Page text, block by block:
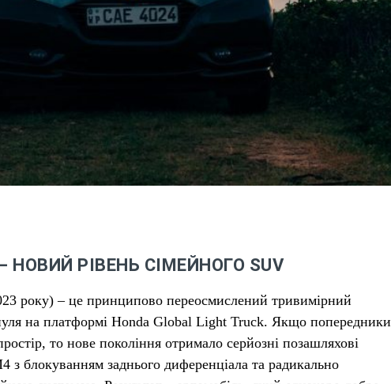
НОВИЙ РІВЕНЬ СІМЕЙНОГО SUV
року) – це принципово переосмислений тривимірний
на платформі Honda Global Light Truck. Якщо попередники
то нове покоління отримало серйозні позашляхові
з блокуванням заднього диференціала та радикально